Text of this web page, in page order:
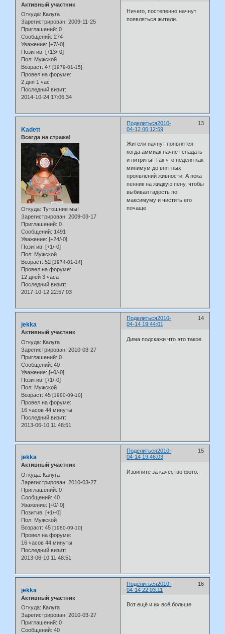
Активный участник
Откуда: Калуга
Зарегистрирован: 2009-11-25
Приглашений: 0
Сообщений: 274
Уважение: [+7/-0]
Позитив: [+13/-0]
Пол: Мужской
Возраст: 47 [1979-01-15]
Провел на форуме:
2 дня 1 час
Последний визит:
2014-10-24 17:06:34
Ничего, постепенно начнут
появляться жители.
Поделиться 13
2010-
04-12 00:12:59
Kadett
Всегда на страже!
Откуда: Тутошние мы!
Зарегистрирован: 2009-03-17
Приглашений: 0
Сообщений: 1491
Уважение: [+24/-0]
Позитив: [+1/-0]
Пол: Мужской
Возраст: 52 [1974-01-14]
Провел на форуме:
12 дней 3 часа
Последний визит:
2017-10-12 22:57:03
Жители начнут появлятся
когда аммиак начнёт спадать
и нитриты! Так что неделя как
минимум до внятных
проявлений живности. А пока
пенник на жидкую пену, чтобы
выбивал гадость по
максимуму и чистить его
почаще.
Поделиться 14
2010-
04-14 19:44:01
jekka
Активный участник
Откуда: Калуга
Зарегистрирован: 2010-03-27
Приглашений: 0
Сообщений: 40
Уважение: [+0/-0]
Позитив: [+1/-0]
Пол: Мужской
Возраст: 45 [1980-09-10]
Провел на форуме:
16 часов 44 минуты
Последний визит:
2013-06-10 11:48:51
Дима подскажи что это такое
Поделиться 15
2010-
04-14 19:46:03
jekka
Активный участник
Откуда: Калуга
Зарегистрирован: 2010-03-27
Приглашений: 0
Сообщений: 40
Уважение: [+0/-0]
Позитив: [+1/-0]
Пол: Мужской
Возраст: 45 [1980-09-10]
Провел на форуме:
16 часов 44 минуты
Последний визит:
2013-06-10 11:48:51
Извините за качество фото.
Поделиться 16
2010-
04-14 22:03:11
jekka
Активный участник
Откуда: Калуга
Зарегистрирован: 2010-03-27
Приглашений: 0
Сообщений: 40
Вот ещё и их всё больше